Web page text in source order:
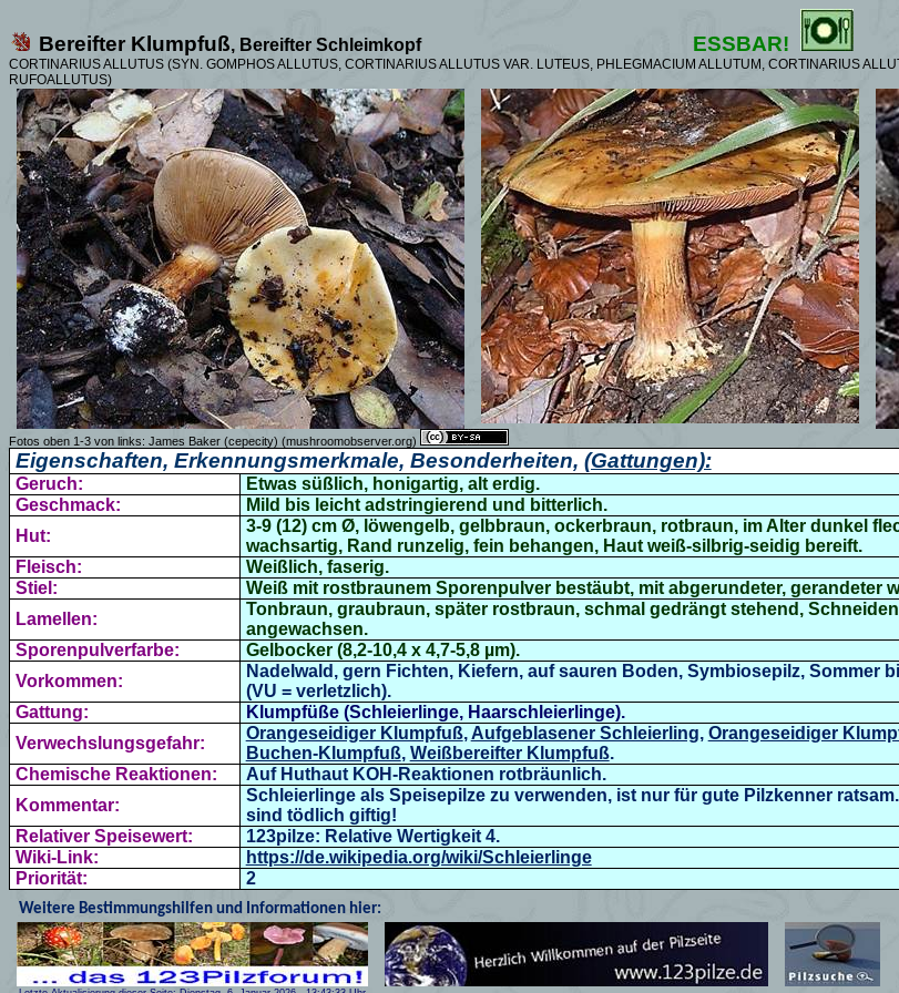
Bereifter Klumpfuß, Bereifter Schleimkopf ESSBAR!
CORTINARIUS ALLUTUS (SYN. GOMPHOS ALLUTUS, CORTINARIUS ALLUTUS VAR. LUTEUS, PHLEGMACIUM ALLUTUM, CORTINARIUS
RUFOALLUTUS)
Fotos oben 1-3 von links: James Baker (cepecity) (mushroomobserver.org)
Eigenschaften, Erkennungsmerkmale, Besonderheiten, (Gattungen):
Geruch:
Etwas süßlich, honigartig, alt erdig.
Geschmack:
Mild bis leicht adstringierend und bitterlich.
Hut:
3-9 (12) cm Ø, löwengelb, gelbbraun, ockerbraun, rotbraun, im Alter dunkel
wachsartig, Rand runzelig, fein behangen, Haut weiß-silbrig-seidig bereift.
Fleisch:
Weißlich, faserig.
Stiel:
Weiß mit rostbraunem Sporenpulver bestäubt, mit abgerundeter, gerandeter
Lamellen:
Tonbraun, graubraun, später rostbraun, schmal gedrängt stehend,
angewachsen.
Sporenpulverfarbe:
Gelbocker (8,2-10,4 x 4,7-5,8 µm).
Vorkommen:
Nadelwald, gern Fichten, Kiefern, auf sauren Boden, Symbiosepilz, Sommer
(VU = verletzlich).
Gattung:
Klumpfüße (Schleierlinge, Haarschleierlinge).
Verwechslungsgefahr:
Orangeseidiger Klumpfuß, Aufgeblasener Schleierling, Orangeseidiger
Buchen-Klumpfuß, Weißbereifter Klumpfuß.
Chemische Reaktionen:
Auf Huthaut KOH-Reaktionen rotbräunlich.
Kommentar:
Schleierlinge als Speisepilze zu verwenden, ist nur für gute Pilzkenner
sind tödlich giftig!
Relativer Speisewert:
123pilze: Relative Wertigkeit 4.
Wiki-Link:
https://de.wikipedia.org/wiki/Schleierlinge
Priorität:
2
Weitere Bestimmungshilfen und Informationen hier: